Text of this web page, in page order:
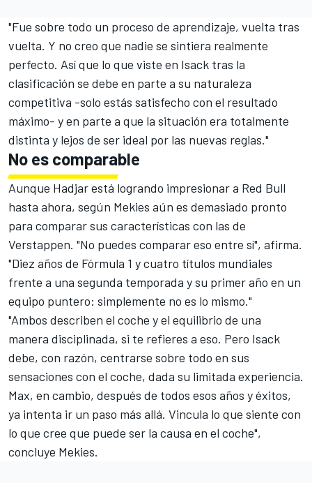
"Fue sobre todo un proceso de aprendizaje, vuelta tras
vuelta. Y no creo que nadie se sintiera realmente
perfecto. Así que lo que viste en Isack tras la
clasificación se debe en parte a su naturaleza
competitiva -solo estás satisfecho con el resultado
máximo- y en parte a que la situación era totalmente
distinta y lejos de ser ideal por las nuevas reglas."
No es comparable
Aunque Hadjar está logrando impresionar a Red Bull
hasta ahora, según Mekies aún es demasiado pronto
para comparar sus características con las de
Verstappen. "No puedes comparar eso entre sí", afirma.
"Diez años de Fórmula 1 y cuatro títulos mundiales
frente a una segunda temporada y su primer año en un
equipo puntero: simplemente no es lo mismo."
"Ambos describen el coche y el equilibrio de una
manera disciplinada, si te refieres a eso. Pero Isack
debe, con razón, centrarse sobre todo en sus
sensaciones con el coche, dada su limitada experiencia.
Max, en cambio, después de todos esos años y éxitos,
ya intenta ir un paso más allá. Vincula lo que siente con
lo que cree que puede ser la causa en el coche",
concluye Mekies.